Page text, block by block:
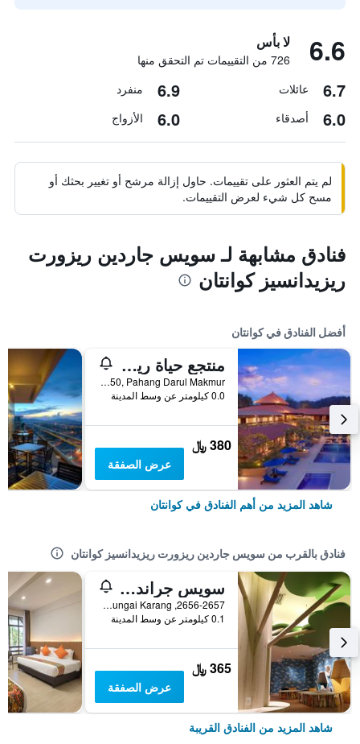
6.6 لا بأس
726 من التقييمات تم التحقق منها
6.7 عائلات 6.9 منفرد
6.0 أصدقاء 6.0 الأزواج
لم يتم العثور على تقييمات. حاول إزالة مرشح أو تغيير بحثك أو
مسح كل شيء لعرض التقييمات.
فنادق مشابهة لـ سويس جاردين ريزورت
ريزيدانسيز كوانتان
أفضل الفنادق في كوانتان
منتجع حياة ريجنسي كوانتان
Teluk Chempedak, Kuantan-25050, Pahang Darul Makmur, ., كوانتان, ماليزيا
0.0 كيلومتر عن وسط المدينة
380 ﷼
عرض الصفقة
شاهد المزيد من أهم الفنادق في كوانتان
فنادق بالقرب من سويس جاردين ريزورت ريزيدانسيز كوانتان
سويس جراند بيتش ريزورت كوانتان
2656-2657, Mukim Sungai Karang, كوانتان, ماليزيا
0.1 كيلومتر عن وسط المدينة
365 ﷼
عرض الصفقة
شاهد المزيد من الفنادق القريبة